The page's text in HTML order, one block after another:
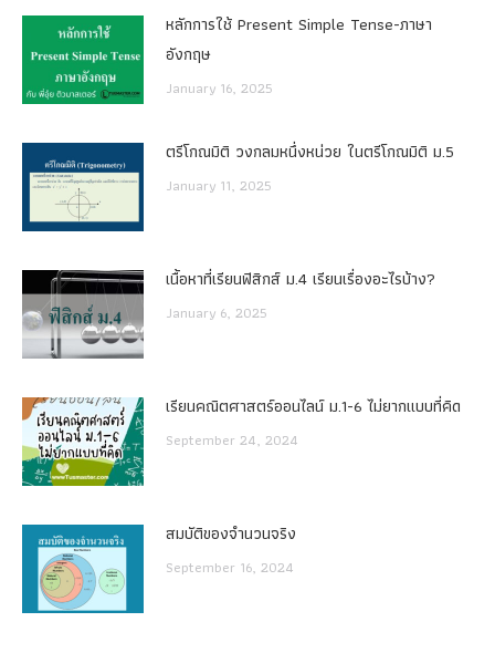
หลักการใช้ Present Simple Tense-ภาษา
อังกฤษ
January 16, 2025
ตรีโกณมิติ วงกลมหนึ่งหน่วย ในตรีโกณมิติ ม.5
January 11, 2025
เนื้อหาที่เรียนฟิสิกส์ ม.4 เรียนเรื่องอะไรบ้าง?
January 6, 2025
เรียนคณิตศาสตร์ออนไลน์ ม.1-6 ไม่ยากแบบที่คิด
September 24, 2024
สมบัติของจำนวนจริง
September 16, 2024